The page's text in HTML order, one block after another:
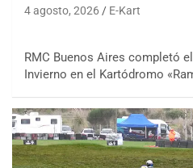
4 agosto, 2026 E-Kart
RMC Buenos Aires completó
Invierno en el Kartódromo